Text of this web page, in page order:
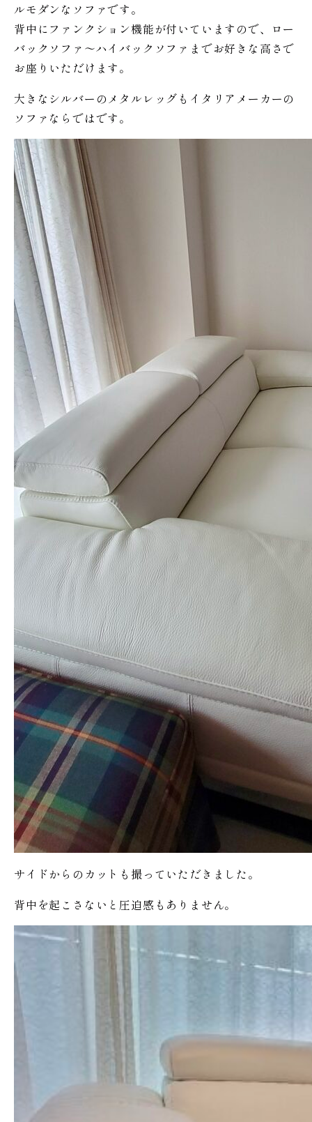
ルモダンなソファです。
背中にファンクション機能が付いていますので、ロー
バックソファ〜ハイバックソファまでお好きな高さで
お座りいただけます。
大きなシルバーのメタルレッグもイタリアメーカーの
ソファならではです。
サイドからのカットも撮っていただきました。
背中を起こさないと圧迫感もありません。